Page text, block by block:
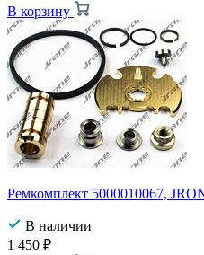
В корзину
Ремкомплект 5000010067,
В наличии
1 450 ₽